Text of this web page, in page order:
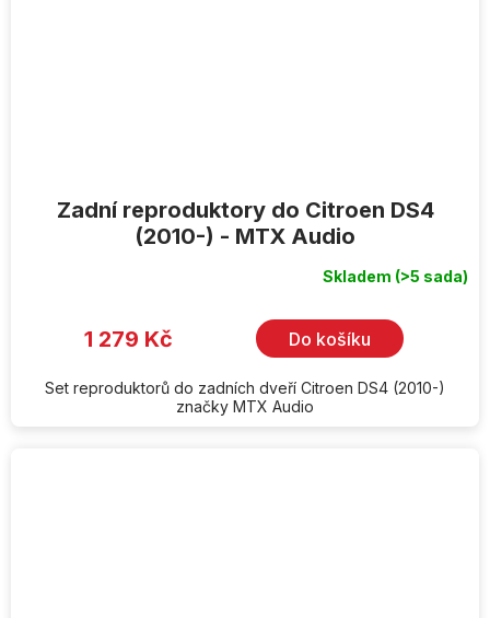
Zadní reproduktory do Citroen DS4
(2010-) - MTX Audio
Skladem (>5 sada)
1 279 Kč Do košíku
Set reproduktorů do zadních dveří Citroen DS4 (2010-)
značky MTX Audio